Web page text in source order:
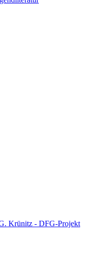
Krünitz - DFG-Projekt